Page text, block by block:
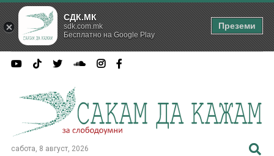
сабота, 8 август, 2026
СДК.МК
sdk.com.mk
Бесплатно на Google Play
Преземи